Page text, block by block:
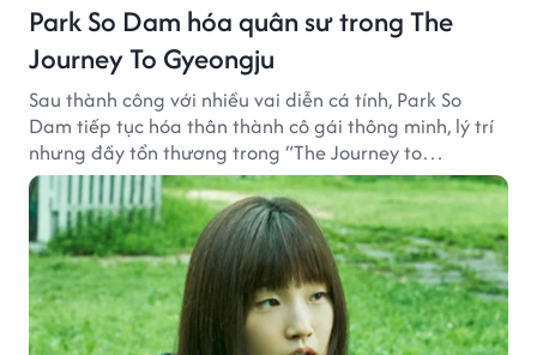
Park So Dam hóa quân sư trong The
Journey To Gyeongju
Sau thành công với nhiều vai diễn cá tính, Park So
Dam tiếp tục hóa thân thành cô gái thông minh, lý trí
nhưng đầy tổn thương trong “The Journey to
Gyeongju”.